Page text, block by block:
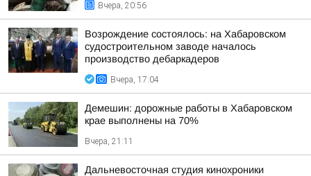
Вчера, 20:56
Возрождение состоялось: на Хабаровском
судостроительном заводе началось
производство дебаркадеров
Вчера, 17:04
Демешин: дорожные работы в Хабаровском
крае выполнены на 70%
Вчера, 21:11
Дальневосточная студия кинохроники